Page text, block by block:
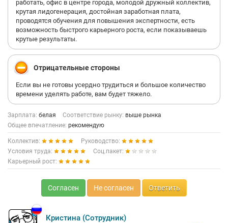
работать, офис в центре города, молодой дружный коллектив,
крутая лидогенерация, достойная заработная плата,
проводятся обучения для повышения экспертности, есть
возможность быстрого карьерного роста, если показываешь
крутые результаты.
Отрицательные стороны
Если вы не готовы усердно трудиться и большое количество
времени уделять работе, вам будет тяжело.
Зарплата: белая Соответствие рынку: выше рынка
Общее впечатление: рекомендую
Коллектив:
Руководство:
Условия труда:
Соц.пакет:
Карьерный рост:
Согласен Не согласен Ответить
Кристина (Сотрудник)